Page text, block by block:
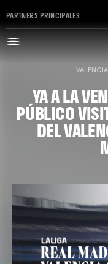
PARTNERS PRINCIPALES
YA A LA
PÚBLICO
DEL